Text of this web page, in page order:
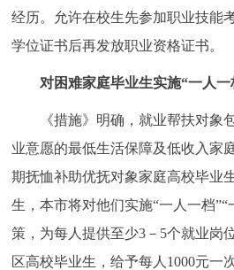
ITALIANO
经历。允许在校生先参加职业技能
学位证书后再发放职业资格证书。
对困难家庭毕业生实施“一人一
《措施》明确，就业帮扶对象
业意愿的最低生活保障及低收入家
期抚恤补助优抚对象家庭高校毕业
生，本市将对他们实施“一人一档
策，为每人提供至少3－5个就业岗
区高校毕业生，给予每人1000元一